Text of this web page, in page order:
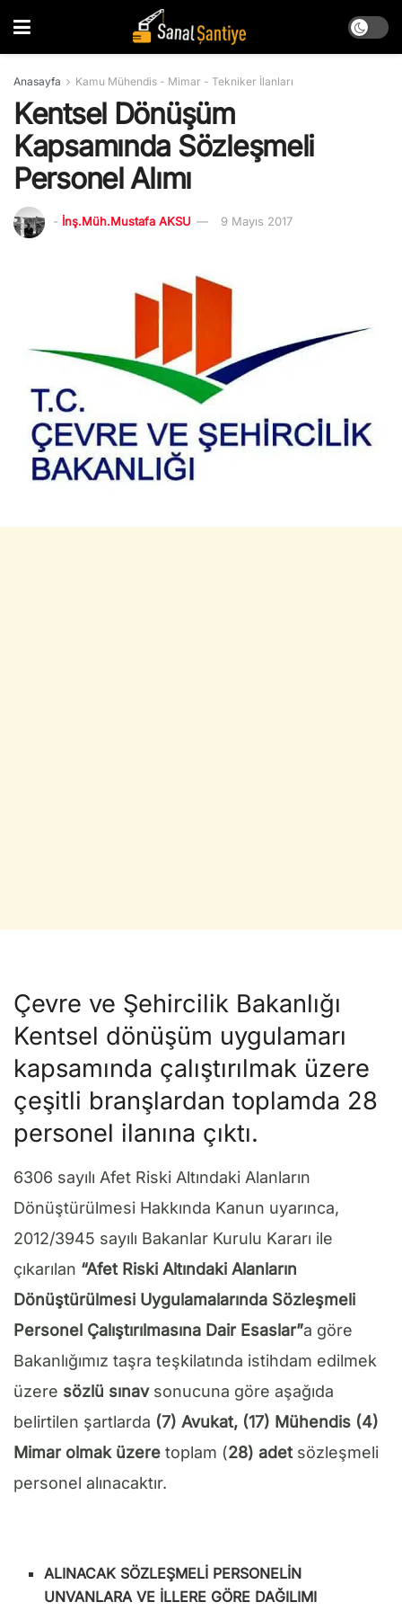
Anasayfa Kamu Mühendis - Mimar - Tekniker İlanları
Kentsel Dönüşüm
Kapsamında Sözleşmeli
Personel Alımı
- İnş.Müh.Mustafa AKSU 9 Mayıs 2017
Çevre ve Şehircilik Bakanlığı
Kentsel dönüşüm uygulamarı
kapsamında çalıştırılmak üzere
çeşitli branşlardan toplamda 28
personel ilanına çıktı.
6306 sayılı Afet Riski Altındaki Alanların
Dönüştürülmesi Hakkında Kanun uyarınca,
2012/3945 sayılı Bakanlar Kurulu Kararı ile
çıkarılan “Afet Riski Altındaki Alanların
Dönüştürülmesi Uygulamalarında Sözleşmeli
Personel Çalıştırılmasına Dair Esaslar”a göre
Bakanlığımız taşra teşkilatında istihdam edilmek
üzere sözlü sınav sonucuna göre aşağıda
belirtilen şartlarda (7) Avukat, (17) Mühendis (4)
Mimar olmak üzere toplam (28) adet sözleşmeli
personel alınacaktır.
ALINACAK SÖZLEŞMELİ PERSONELİN
UNVANLARA VE İLLERE GÖRE DAĞILIMI